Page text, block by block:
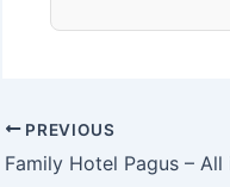
PREVIOUS